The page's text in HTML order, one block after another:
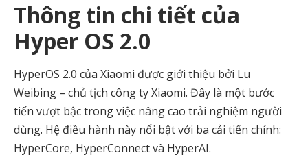
Thông tin chi tiết của
Hyper OS 2.0
HyperOS 2.0 của Xiaomi được giới thiệu bởi Lu
Weibing – chủ tịch công ty Xiaomi. Đây là một bước
tiến vượt bậc trong việc nâng cao trải nghiệm người
dùng. Hệ điều hành này nổi bật với ba cải tiến chính:
HyperCore, HyperConnect và HyperAI.